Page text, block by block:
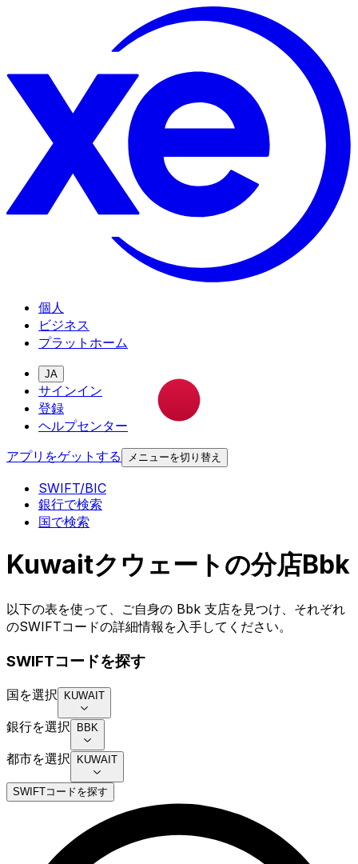
個人
ビジネス
プラットホーム
JA
サインイン
登録
ヘルプセンター
アプリをゲットする
メニューを切り替え
SWIFT/BIC
銀行で検索
国で検索
Kuwaitクウェートの分店Bbk
以下の表を使って、ご自身の Bbk 支店を見つけ、それぞれ
のSWIFTコードの詳細情報を入手してください。
SWIFTコードを探す
国を選択 KUWAIT
銀行を選択 BBK
都市を選択 KUWAIT
SWIFTコードを探す